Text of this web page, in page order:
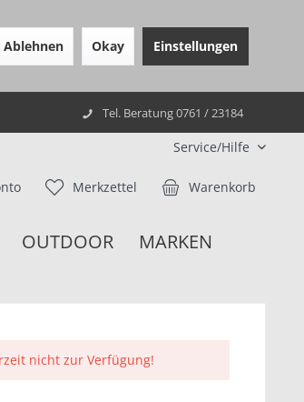
Ablehnen Okay Einstellungen
Tel. Beratung 0761 / 23184
Service/Hilfe
Warenkorb
Merkzettel
OUTDOOR MARKEN
nicht zur Verfügung!